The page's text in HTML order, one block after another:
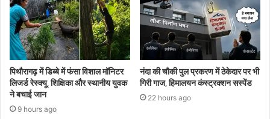
पिथौरागढ़ में डिब्बे में फंसा विशाल मॉनिटर
लिजर्ड रेस्क्यू, शिक्षिका और स्थानीय युवक
ने बचाई जान
9 hours ago
नंदा की चौकी पुल प्रकरण में ठेकेदार पर भी
गिरी गाज, हिमालयन कंस्ट्रक्शन सस्पेंड
22 hours ago